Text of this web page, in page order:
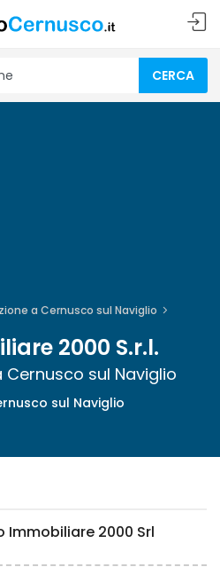
CERCA
a Cernusco sul Naviglio
2000 S.r.l.
sul Naviglio
sul Naviglio
Immobiliare 2000 Srl